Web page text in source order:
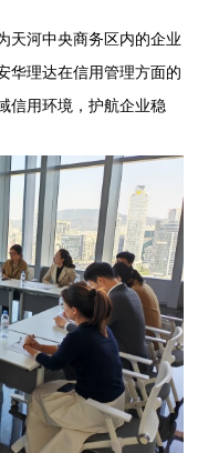
天河中央商务区内的企业
华理达在信用管理方面的
信用环境，护航企业稳